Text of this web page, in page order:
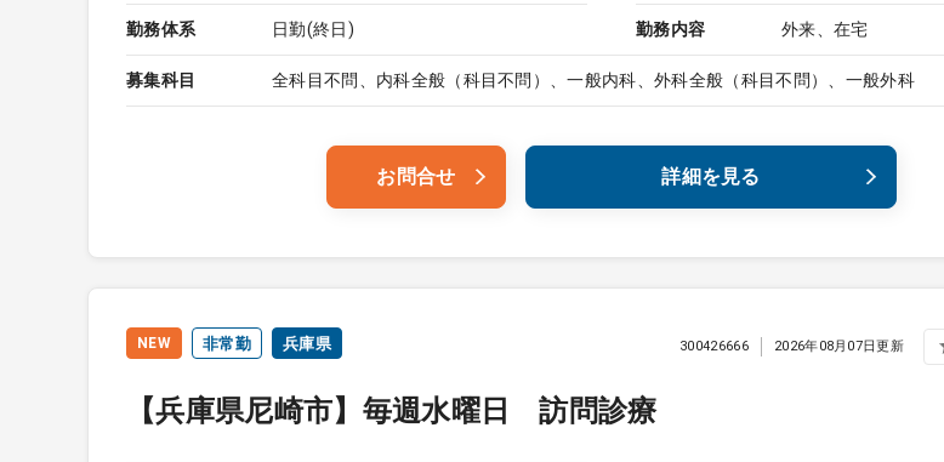
勤務体系 日勤(終日) 勤務内容 外来、在宅
募集科目 全科目不問、内科全般（科目不問）、一般内科、外科全般（科目不問）、一般外科
お問合せ 詳細を見る
NEW 非常勤 兵庫県
【兵庫県尼崎市】毎週水曜日 訪問診療
300426666 2026年08月07日更新